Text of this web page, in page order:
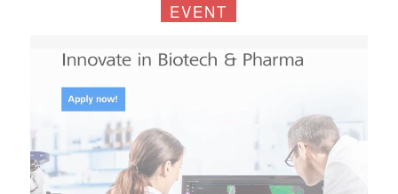
EVENT